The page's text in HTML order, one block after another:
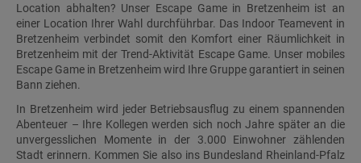
Location abhalten? Unser Escape Game in Bretzenheim ist an
einer Location Ihrer Wahl durchführbar. Das Indoor Teamevent in
Bretzenheim verbindet somit den Komfort einer Räumlichkeit in
Bretzenheim mit der Trend-Aktivität Escape Game. Unser mobiles
Escape Game in Bretzenheim wird Ihre Gruppe garantiert in seinen
Bann ziehen.
In Bretzenheim wird jeder Betriebsausflug zu einem spannenden
Abenteuer – Ihre Kollegen werden sich noch Jahre später an die
unvergesslichen Momente in der 3.000 Einwohner zählenden
Stadt erinnern. Kommen Sie also ins Bundesland Rheinland-Pfalz